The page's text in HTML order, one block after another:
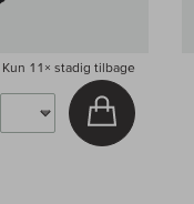
Kun 11× stadig tilbage
Læg i kurv